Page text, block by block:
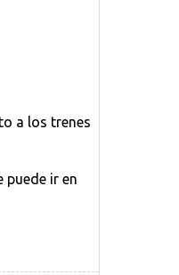
a los trenes
puede ir en